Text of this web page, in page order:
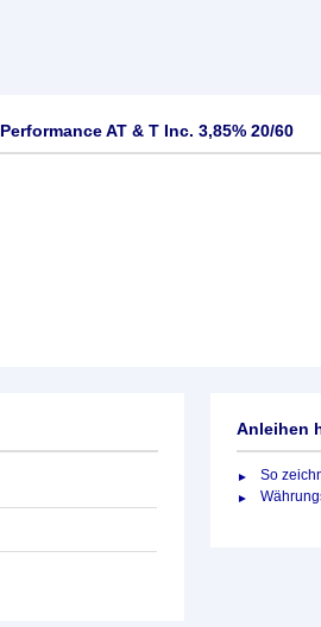
Performance AT & T Inc. 3,85% 20/60
Anleihen
So